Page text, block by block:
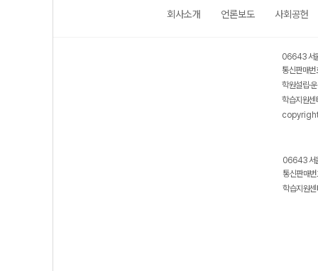
회사소개 언론보도 사회공헌
06643 서
통신판매
학원설립·
학습지원
06643 서
통신판매
학습지원